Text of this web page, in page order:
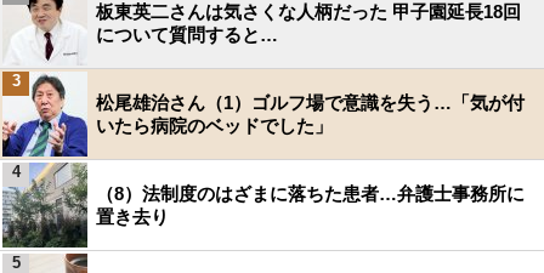
板東英二さんは気さくな人柄だった 甲子園延長18回
について質問すると…
松尾雄治さん（1）ゴルフ場で意識を失う…「気が付
いたら病院のベッドでした」
3
（8）法制度のはざまに落ちた患者…弁護士事務所に
置き去り
4
5